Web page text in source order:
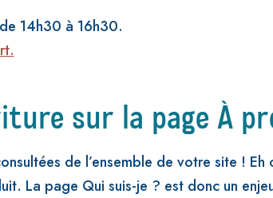
14h30 à 16h30.
sur la page À
de l’ensemble de votre site !
La page Qui suis-je ? est donc un